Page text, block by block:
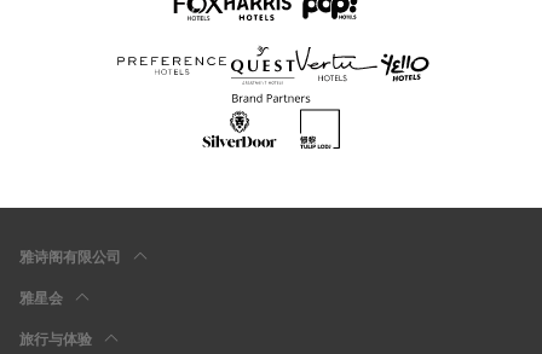
雅诗阁有限公司
雅星会
旅行与体验